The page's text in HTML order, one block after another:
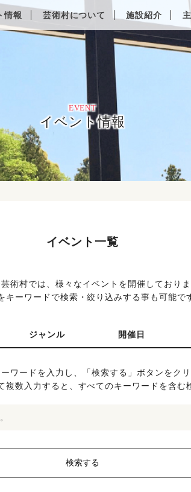
情報 芸術村について 施設紹介
EVENT
イベント情報
イベント一覧
術村では、様々なイベントを開催しておりま
キーワードで検索・絞り込みする事も可能で
ジャンル 開催日
ワードを入力し、「検索する」ボタンをクリ
複数入力すると、すべてのキーワードを含む